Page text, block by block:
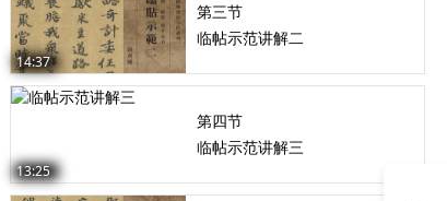
14:37
第三节
临帖示范讲解二
13:25
第四节
临帖示范讲解三